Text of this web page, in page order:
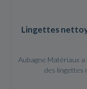
Lingettes
Aubagne Matériaux a
des lingettes